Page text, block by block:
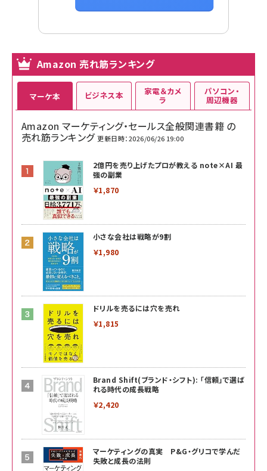
Amazon 売れ筋ランキング
マーケ本
Amazon マーケティング・セールス全般関連書籍 の
売れ筋ランキング 更新日時：2026/06/26 19:00
2億円を売り上げたプロが教える note×AI 最
強の副業
￥1,870
小さな会社は戦略が9割
￥1,980
ドリルを売るには穴を売れ
￥1,815
Brand Shift(ブランド・シフト): 「信頼」で選ば
れる時代の成長戦略
￥2,420
マーケティングの真実 P&G・グリコで学んだ
失敗と成長の法則
ビジネス本 家電＆カメ
ラ
パソコン・
周辺機器